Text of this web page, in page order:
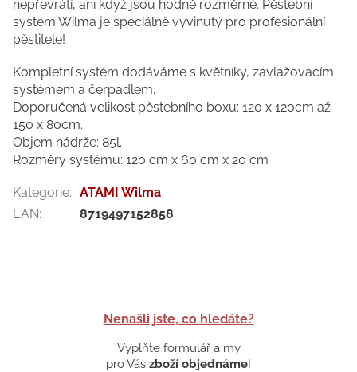
Nenašli jste, co hledáte?
Vyplňte formulář a my
pro Vás zboží objednáme!
nepřevrátí, ani když jsou hodně rozměrné. Pěstební
systém Wilma je speciálně vyvinutý pro profesionální
pěstitele!
Kompletní systém dodáváme s květníky, zavlažovacím
systémem a čerpadlem.
Doporučená velikost pěstebního boxu: 120 x 120cm až
150 x 80cm.
Objem nádrže: 85l.
Rozměry systému: 120 cm x 60 cm x 20 cm
Kategorie: ATAMI Wilma
EAN: 8719497152858